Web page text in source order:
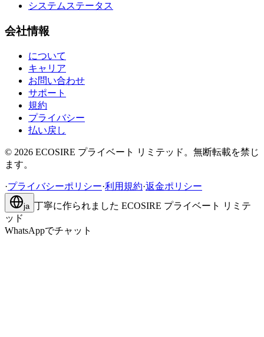
システムステータス
会社情報
について
キャリア
お問い合わせ
サポート
規約
プライバシー
払い戻し
© 2026 ECOSIRE プライベート リミテッド。無断転載を禁じ
ます。
·プライバシーポリシー·利用規約·返金ポリシー
ja 丁寧に作られました ECOSIRE プライベート リミテ
ッド
WhatsAppでチャット